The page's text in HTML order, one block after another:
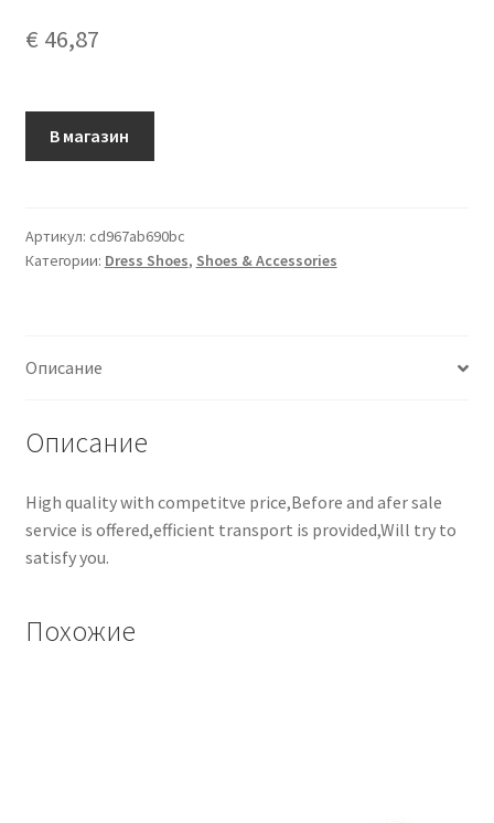
€ 46,87
В магазин
Артикул: cd967ab690bc
Категории: Dress Shoes, Shoes & Accessories
Описание
Описание
High quality with competitve price,Before and afer sale
service is offered,efficient transport is provided,Will try to
satisfy you.
Похожие